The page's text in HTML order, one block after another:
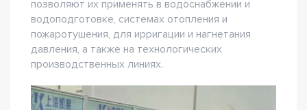
позволяют их применять в водоснабжении и
водоподготовке, системах отопления и
пожаротушения, для ирригации и нагнетания
давления, а также на технологических
производственных линиях.